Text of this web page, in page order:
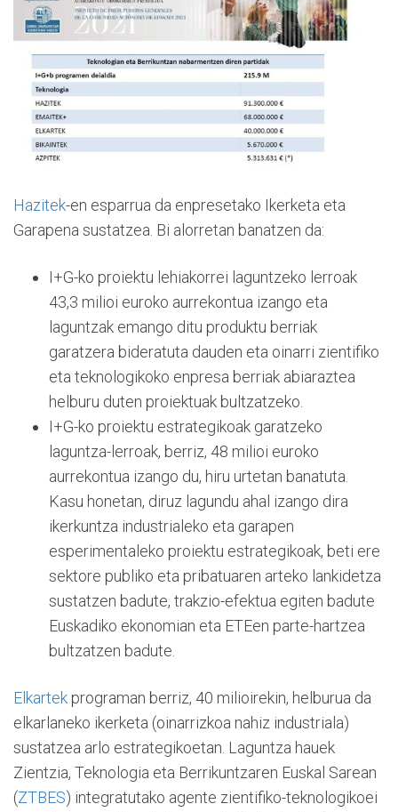
Hazitek-en esparrua da enpresetako Ikerketa eta
Garapena sustatzea. Bi alorretan banatzen da:
I+G-ko proiektu lehiakorrei laguntzeko lerroak
43,3 milioi euroko aurrekontua izango eta
laguntzak emango ditu produktu berriak
garatzera bideratuta dauden eta oinarri zientifiko
eta teknologikoko enpresa berriak abiaraztea
helburu duten proiektuak bultzatzeko.
I+G-ko proiektu estrategikoak garatzeko
laguntza-lerroak, berriz, 48 milioi euroko
aurrekontua izango du, hiru urtetan banatuta.
Kasu honetan, diruz lagundu ahal izango dira
ikerkuntza industrialeko eta garapen
esperimentaleko proiektu estrategikoak, beti ere
sektore publiko eta pribatuaren arteko lankidetza
sustatzen badute, trakzio-efektua egiten badute
Euskadiko ekonomian eta ETEen parte-hartzea
bultzatzen badute.
Elkartek programan berriz, 40 milioirekin, helburua da
elkarlaneko ikerketa (oinarrizkoa nahiz industriala)
sustatzea arlo estrategikoetan. Laguntza hauek
Zientzia, Teknologia eta Berrikuntzaren Euskal Sarean
(ZTBES) integratutako agente zientifiko-teknologikoei